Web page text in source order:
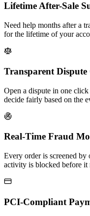
Lifetime After-Sale
Need help months after a
for the lifetime of your
Transparent Dispute
Open a dispute in one
decide fairly based on the
Real-Time Fraud
Every order is screened
activity is blocked before it
PCI-Compliant